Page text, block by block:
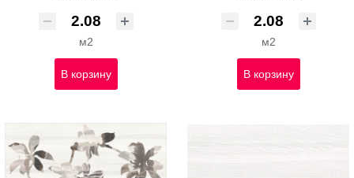
м2
В корзину
м2
В корзину